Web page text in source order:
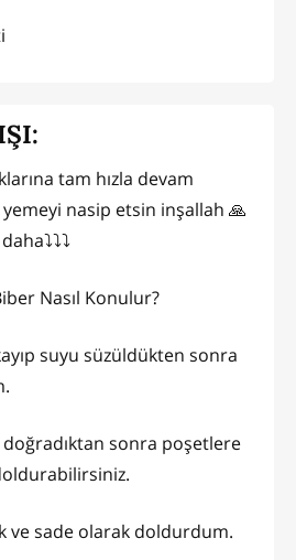
tam hızla devam
yemeyi nasip etsin inşallah 🙏
Nasıl Konulur?
suyu süzüldükten sonra
sonra poşetlere
ve sade olarak doldurdum.